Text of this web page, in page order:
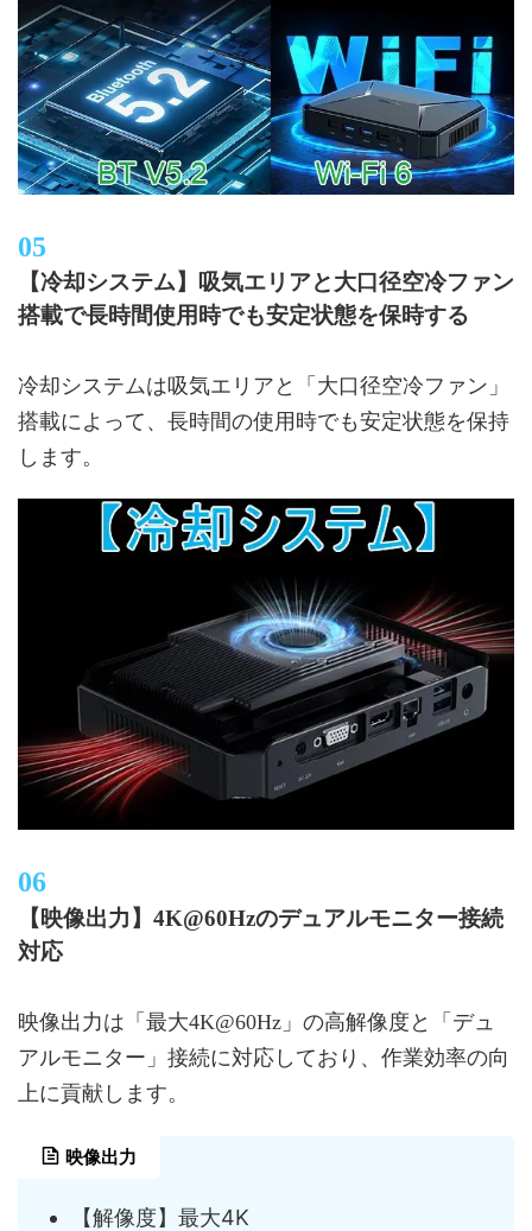
【冷却システム】吸気エリアと大口径空冷ファン
搭載で長時間使用時でも安定状態を保時する
冷却システムは吸気エリアと「大口径空冷ファン」
搭載によって、長時間の使用時でも安定状態を保持
します。
【映像出力】4K@60Hzのデュアルモニター接続
対応
映像出力は「最大4K@60Hz」の高解像度と「デュ
アルモニター」接続に対応しており、作業効率の向
上に貢献します。
映像出力
【解像度】最大4K